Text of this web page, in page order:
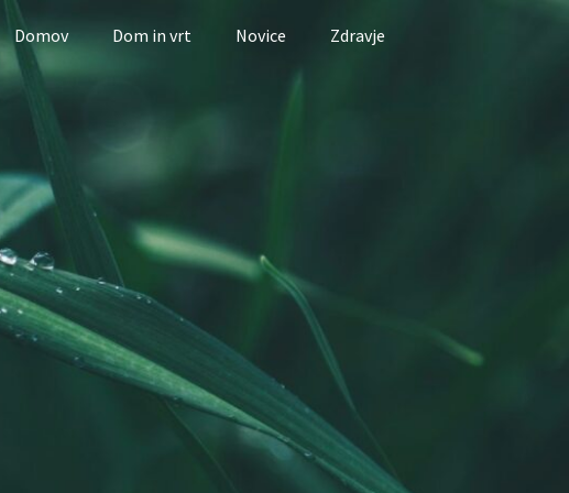
Domov Dom in vrt Novice Zdravje